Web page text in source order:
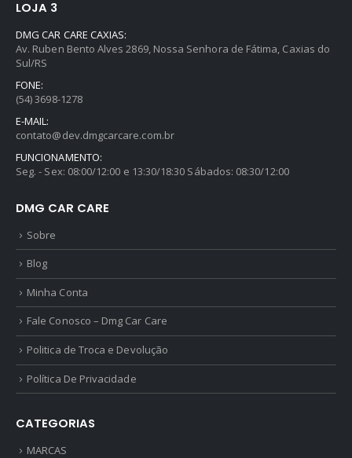
LOJA 3
DMG CAR CARE CAXIAS:
Av. Ruben Bento Alves 2869, Nossa Senhora de Fátima, Caxias do
Sul/RS
FONE:
(54) 3698-1278
E-MAIL:
contato@dev.dmgcarcare.com.br
FUNCIONAMENTO:
Seg. - Sex: 08:00/12:00 e 13:30/18:30 Sábados: 08:30/12:00
DMG CAR CARE
Sobre
Blog
Minha Conta
Fale Conosco – Dmg Car Care
Politica de Troca e Devolução
Política De Privacidade
CATEGORIAS
MARCAS